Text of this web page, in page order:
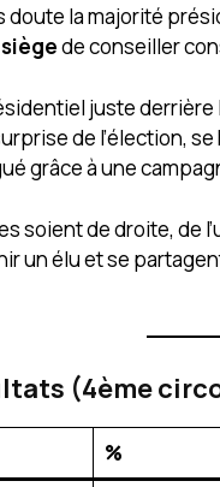
doute la majorité
de conseiller
juste
de l’élection,
grâce à une
soient de droite, de
un élu et se
(4ème
%